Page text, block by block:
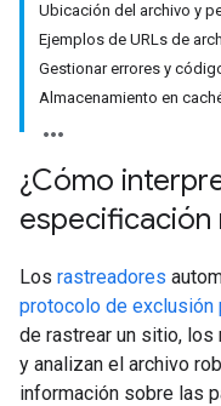
Ubicación del archivo y
Ejemplos de URLs de
Gestionar errores y
Almacenamiento en
¿Cómo
Los rastreadores
protocolo de exclusión
de rastrear un sitio,
y analizan el archivo
información sobre las